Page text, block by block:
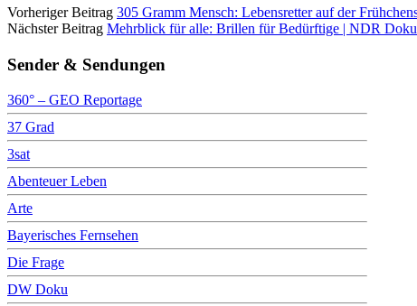
Vorheriger Beitrag 305 Gramm Mensch: Lebensretter auf der
Nächster Beitrag Mehrblick für alle: Brillen für Bedürftige | NDR Doku
Sender & Sendungen
360° – GEO Reportage
37 Grad
3sat
Abenteuer Leben
Arte
Bayerisches Fernsehen
Die Frage
DW Doku